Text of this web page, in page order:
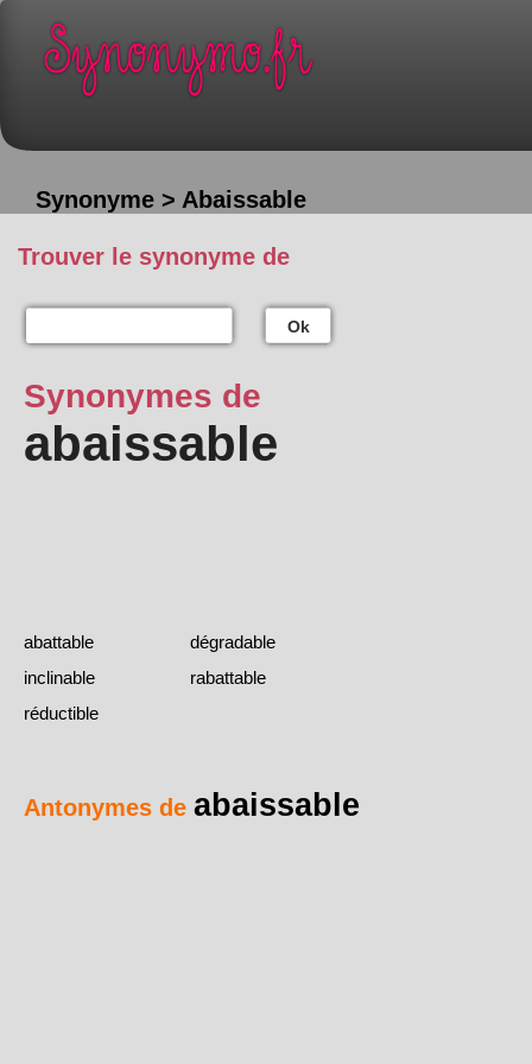
Synonyme > Abaissable
Trouver le synonyme de
Ok
Synonymes de
abaissable
abattable
dégradable
inclinable
rabattable
réductible
Antonymes de abaissable